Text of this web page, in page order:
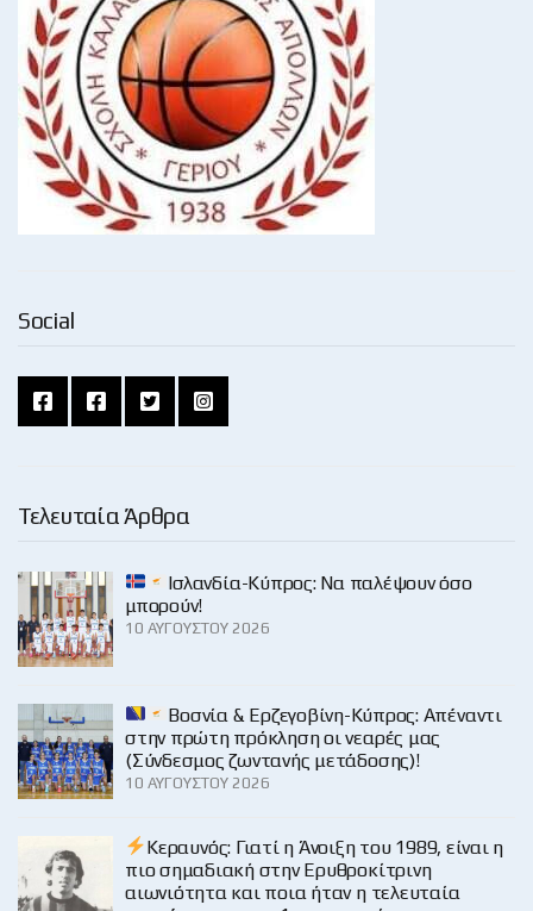
Social
Τελευταία Άρθρα
Ισλανδία-Κύπρος: Να παλέψουν όσο
μπορούν!
10 ΑΥΓΟΎΣΤΟΥ 2026
Βοσνία & Ερζεγοβίνη-Κύπρος: Απέναντι
στην πρώτη πρόκληση οι νεαρές μας
(Σύνδεσμος ζωντανής μετάδοσης)!
10 ΑΥΓΟΎΣΤΟΥ 2026
Κεραυνός: Γιατί η Άνοιξη του 1989, είναι η
πιο σημαδιακή στην Ερυθροκίτρινη
αιωνιότητα και ποια ήταν η τελευταία